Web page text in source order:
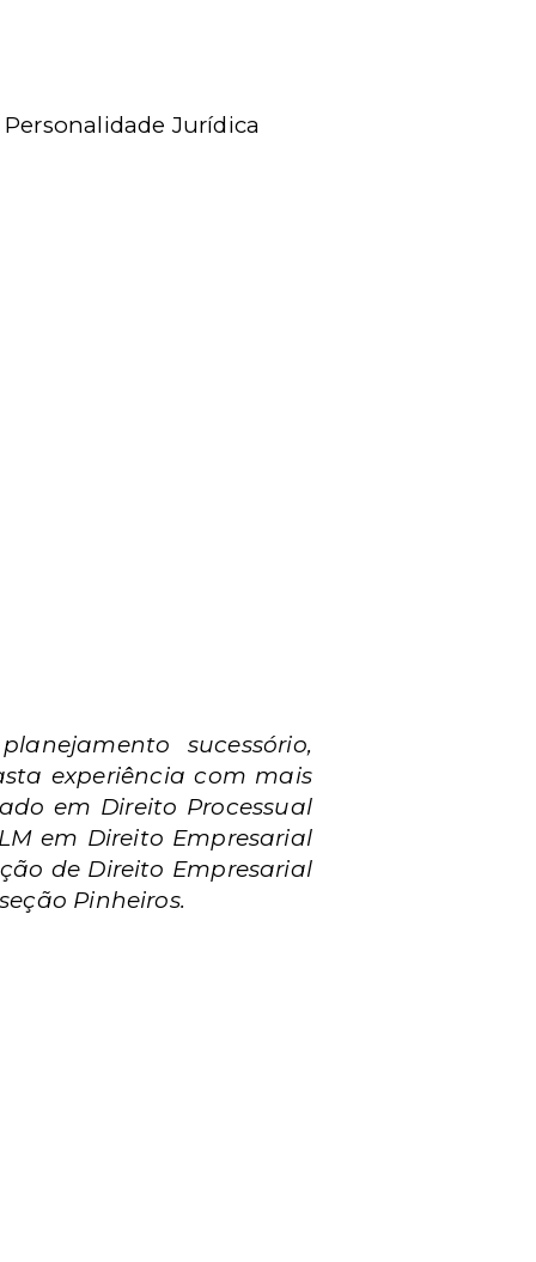
Jurídica
sucessório,
experiência com mais
em Direito Processual
em Direito Empresarial
de Direito Empresarial
Pinheiros.